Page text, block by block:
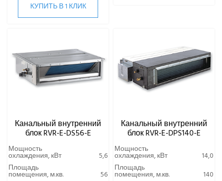
КУПИТЬ В 1 КЛИК
Канальный внутренний
блок RVR-E-DS56-E
Мощность
охлаждения, кВт
5,6
Площадь
помещения, м.кв. 56
Канальный внутренний
блок RVR-E-DPS140-E
Мощность
охлаждения, кВт
14,0
Площадь
помещения, м.кв. 140